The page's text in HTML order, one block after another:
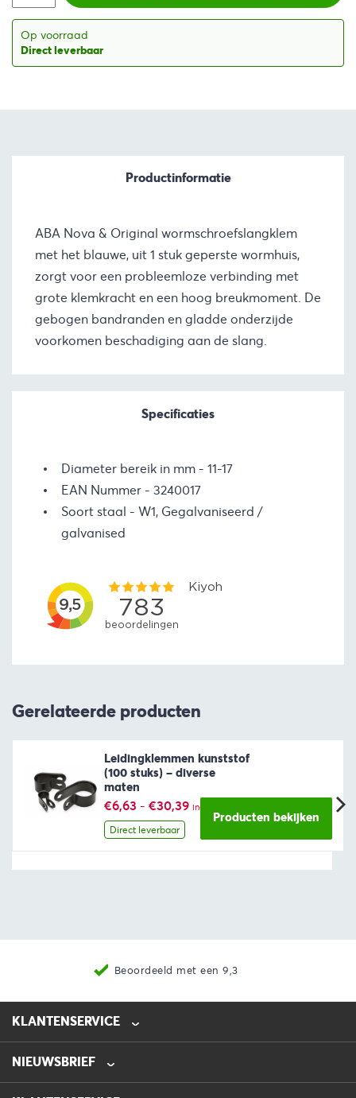
Op voorraad
Direct leverbaar
Productinformatie
ABA Nova & Original wormschroefslangklem
met het blauwe, uit 1 stuk geperste wormhuis,
zorgt voor een probleemloze verbinding met
grote klemkracht en een hoog breukmoment. De
gebogen bandranden en gladde onderzijde
voorkomen beschadiging aan de slang.
Specificaties
Diameter bereik in mm
11-17
EAN Nummer
3240017
Soort staal
W1, Gegalvaniseerd /
galvanised
Gerelateerde producten
Leidingklemmen kunststof
(100 stuks) – diverse
maten
€6,63 - €30,39Prijsklasse:
€6,63
€30,39
incl. BTW
Direct leverbaar
Producten bekijken
Beoordeeld met een 9,3
KLANTENSERVICE
0475-218632
info@automotive-line.nl
NIEUWSBRIEF